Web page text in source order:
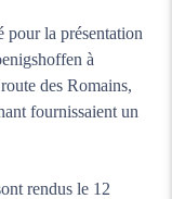
pour la présentation
à
des Romains,
fournissaient un
rendus le 12